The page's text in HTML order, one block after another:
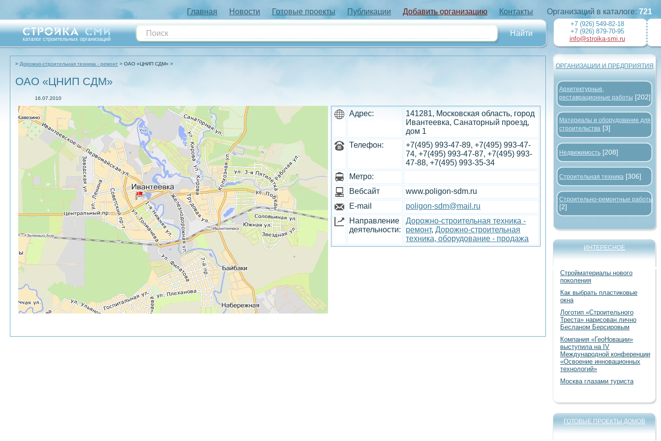
Главная Новости Готовые проекты Публикации Добавить организацию Контакты
каталог строительных организаций
Дорожно-строительная техника - ремонт ОАО «ЦНИП СДМ»
ОАО «ЦНИП СДМ»
16.07.2010
Адрес:
141281, Московская область, город
Ивантеевка, Санаторный проезд,
дом 1
Телефон:
+7(495) 993-47-89, +7(495) 993-47-
74, +7(495) 993-47-87, +7(495) 993-
47-88, +7(495) 993-35-34
Метро:
Вебсайт
www.poligon-sdm.ru
E-mail
poligon-sdm@mail.ru
Направление
деятельности:
Дорожно-строительная техника -
ремонт, Дорожно-строительная
техника, оборудование - продажа
Организаций в каталоге: 721
+7 (926) 549-82-18
+7 (926) 879-70-95
info@stroika-smi.ru
ОРГАНИЗАЦИИ И ПРЕДПРИЯТИЯ
Архитектурные,
реставрационные работы [202]
Материалы и оборудование для
строительства [3]
Недвижимость [208]
Строительная техника [306]
Строительно-ремонтные работы
[2]
ИНТЕРЕСНОЕ
Стройматериалы нового
поколения
Как выбрать пластиковые
окна
Логотип «Строительного
Треста» нарисован лично
Бесланом Берсировым
Компания «ГеоНовации»
выступила на IV
Международной конференции
«Освоение инновационных
технологий»
Москва глазами туриста
ГОТОВЫЕ ПРОЕКТЫ ДОМОВ